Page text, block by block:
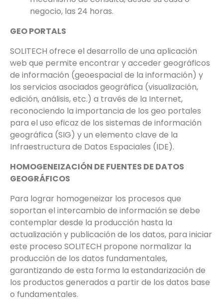
negocio, las 24 horas.
GEO PORTALS
SOLITECH ofrece el desarrollo de una aplicación
web que permite encontrar y acceder geográficos
de información (geoespacial de la información) y
los servicios asociados geográfica (visualización,
edición, análisis, etc.) a través de la Internet,
reconociendo la importancia de los geo portales
para el uso eficaz de los sistemas de información
geográfica (SIG) y un elemento clave de la
Infraestructura de Datos Espaciales (IDE).
HOMOGENEIZACIÓN DE FUENTES DE DATOS
GEOGRÁFICOS
Para lograr homogeneizar los procesos que
soportan el intercambio de información se debe
contemplar desde la producción hasta la
actualización y publicación de los datos, para iniciar
este proceso SOLITECH propone normalizar la
producción de los datos fundamentales,
garantizando de esta forma la estandarización de
los productos generados a partir de los datos base
o fundamentales.